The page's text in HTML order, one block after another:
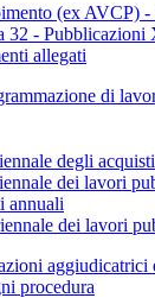
(ex AVCP)
32 - Pubblicazioni
allegati
di
degli
dei lavori
annuali
dei lavori
aggiudicatrici
procedura